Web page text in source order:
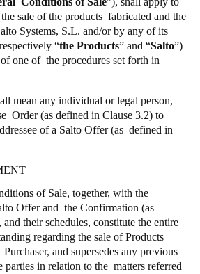
as default
sale of the products fabricated and the
Systems, S.L. and/or by any of its
“the Products” and “Salto”)
one of the procedures set forth in
mean any individual or legal person,
Order (as defined in Clause 3.2) to
of a Salto Offer (as defined in
of Sale, together, with the
Offer and the Confirmation (as
their schedules, constitute the entire
regarding the sale of Products
and supersedes any previous
parties in relation to the matters referred